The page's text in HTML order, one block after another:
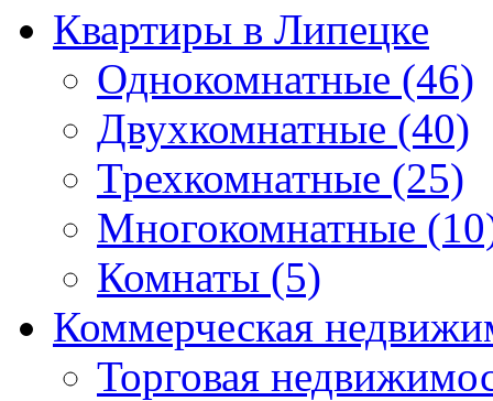
Квартиры в Липецке
Однокомнатные (46)
Двухкомнатные (40)
Трехкомнатные (25)
Многокомнатные
Комнаты (5)
Коммерческая
Торговая